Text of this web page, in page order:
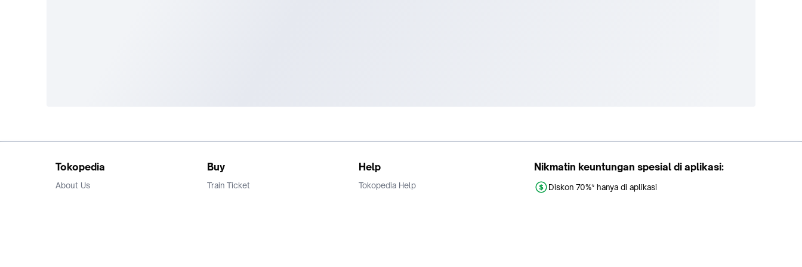
Tokopedia
About Us
Buy
Train Ticket
Help
Tokopedia Help
Nikmatin keuntungan spesial di aplikasi:
Diskon 70%* hanya di aplikasi